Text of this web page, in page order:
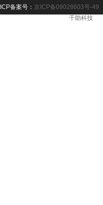
ICP备案号： 京ICP备09028603号-49
千助科技